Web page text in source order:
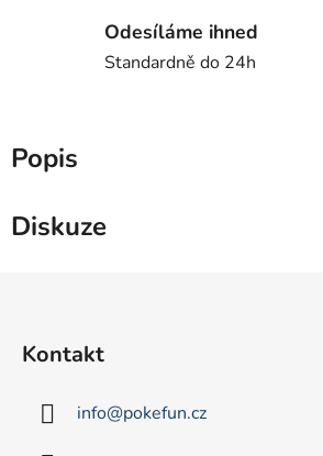
Odesíláme ihned
Standardně do 24h
Popis
Diskuze
Kontakt
info@pokefun.cz